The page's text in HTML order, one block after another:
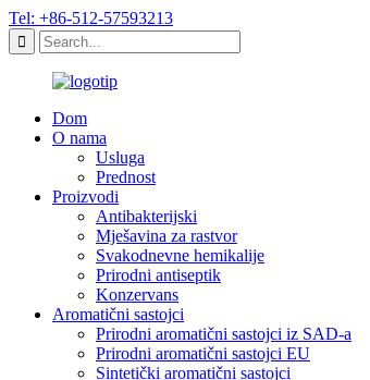
Tel: +86-512-57593213
Dom
O nama
Usluga
Prednost
Proizvodi
Antibakterijski
Mješavina za rastvor
Svakodnevne hemikalije
Prirodni antiseptik
Konzervans
Aromatični sastojci
Prirodni aromatični sastojci iz SAD-a
Prirodni aromatični sastojci EU
Sintetički aromatični sastojci